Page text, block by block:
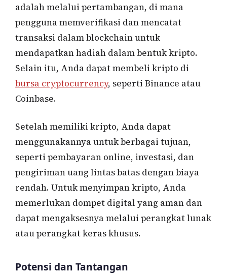
adalah melalui pertambangan, di mana
pengguna memverifikasi dan mencatat
transaksi dalam blockchain untuk
mendapatkan hadiah dalam bentuk kripto.
Selain itu, Anda dapat membeli kripto di
bursa cryptocurrency, seperti Binance atau
Coinbase.
Setelah memiliki kripto, Anda dapat
menggunakannya untuk berbagai tujuan,
seperti pembayaran online, investasi, dan
pengiriman uang lintas batas dengan biaya
rendah. Untuk menyimpan kripto, Anda
memerlukan dompet digital yang aman dan
dapat mengaksesnya melalui perangkat lunak
atau perangkat keras khusus.
Potensi dan Tantangan